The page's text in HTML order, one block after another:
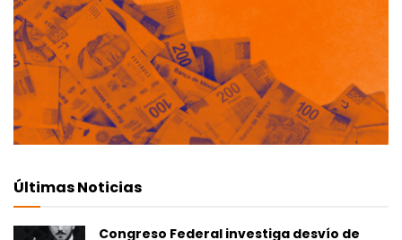
Últimas Noticias
Congreso Federal investiga desvío de